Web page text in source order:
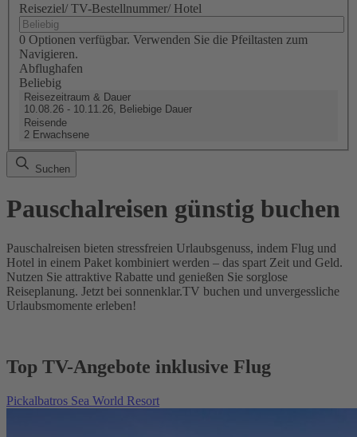
Reiseziel/ TV-Bestellnummer/ Hotel
0 Optionen verfügbar. Verwenden Sie die Pfeiltasten zum
Navigieren.
Abflughafen
Beliebig
Reisezeitraum & Dauer
10.08.26 - 10.11.26, Beliebige Dauer
Reisende
2 Erwachsene
Suchen
Pauschalreisen günstig buchen
Pauschalreisen bieten stressfreien Urlaubsgenuss, indem Flug und
Hotel in einem Paket kombiniert werden – das spart Zeit und Geld.
Nutzen Sie attraktive Rabatte und genießen Sie sorglose
Reiseplanung. Jetzt bei sonnenklar.TV buchen und unvergessliche
Urlaubsmomente erleben!
Top TV-Angebote inklusive Flug
Pickalbatros Sea World Resort